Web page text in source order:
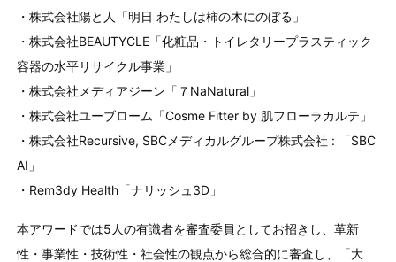
・株式会社陽と人「明日 わたしは柿の木にのぼる」
・株式会社BEAUTYCLE「化粧品・トイレタリープラスティック
容器の水平リサイクル事業」
・株式会社メディアジーン「７NaNatural」
・株式会社ユーブローム「Cosme Fitter by 肌フローラカルテ」
・株式会社Recursive, SBCメディカルグループ株式会社 : 「SBC
AI」
・Rem3dy Health「ナリッシュ3D」
本アワードでは5人の有識者を審査委員としてお招きし、革新
性・事業性・技術性・社会性の観点から総合的に審査し、「大